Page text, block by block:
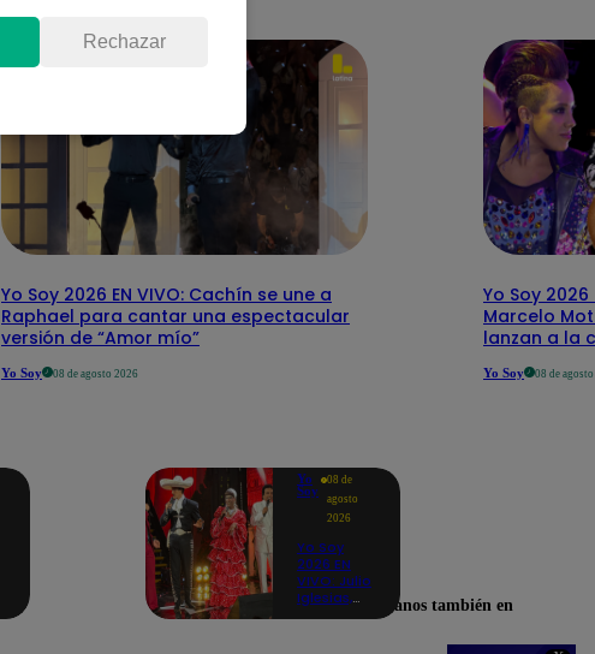
Yo Soy 2026 EN VIVO: Cachín se une a
Raphael para cantar una espectacular
versión de “Amor mío”
Yo Soy 08 de agosto 2026
Yo Soy 2026
Marcelo
lanzan a la
Yo Soy 08 de
Yo
Soy
08 de
agosto
2026
Yo Soy
2026 EN
VIVO: Julio
Iglesias,
Rechazar
Encuéntranos también en